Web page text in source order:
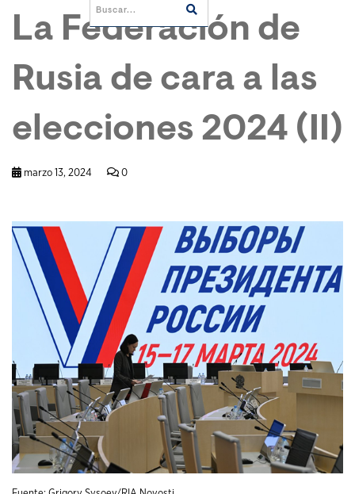
La Federación de
Rusia de cara a las
elecciones 2024 (II)
marzo 13, 2024 0